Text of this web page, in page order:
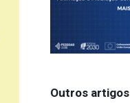
Outros artigos